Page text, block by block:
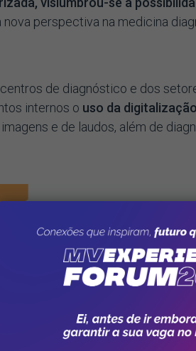
nova perspectiva na medicina
de diagnóstico e dos
internos o uso da digitalização
e de laudos, além de